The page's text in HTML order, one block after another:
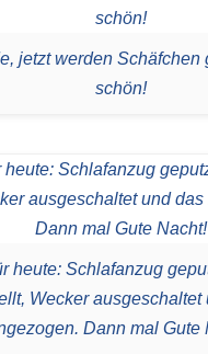
jetzt werden Schäfchen
schön!
heute: Schlafanzug
Wecker ausgeschaltet
Dann mal Gute